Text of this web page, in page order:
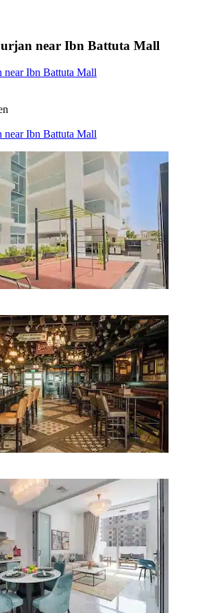
near Ibn Battuta Mall
near Ibn Battuta Mall
near Ibn Battuta Mall